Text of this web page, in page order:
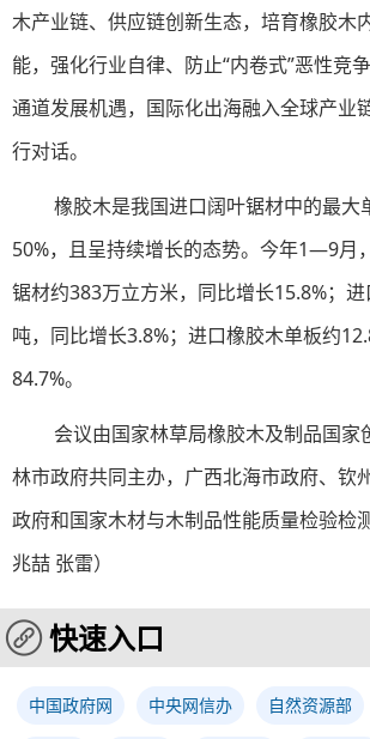
木产业链、供应链创新生态，培育橡胶木
能，强化行业自律、防止“内卷式”恶性竞
通道发展机遇，国际化出海融入全球产业
行对话。
橡胶木是我国进口阔叶锯材中的最大
50%，且呈持续增长的态势。今年1—9月
锯材约383万立方米，同比增长15.8%；
吨，同比增长3.8%；进口橡胶木单板约
84.7%。
会议由国家林草局橡胶木及制品国家
林市政府共同主办，广西北海市政府、钦
政府和国家木材与木制品性能质量检验检
兆喆 张雷）
快速入口
中国政府网 中央网信办 自然资源部